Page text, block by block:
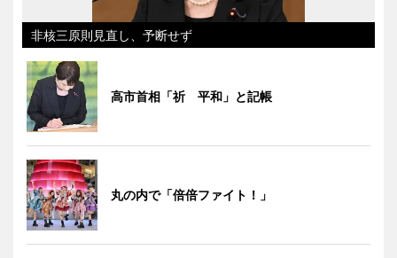
非核三原則見直し、予断せず
高市首相「祈 平和」と記帳
丸の内で「倍倍ファイト！」